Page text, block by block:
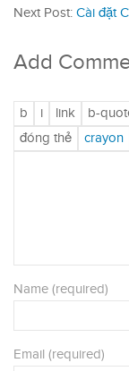
Next Post: Cài đặt
Add
Name (required)
Email (required)